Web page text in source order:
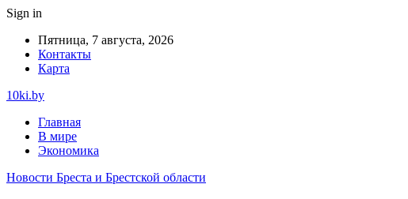
Sign in
Пятница, 7 августа, 2026
Контакты
Карта
10ki.by
Главная
В мире
Экономика
Новости Бреста и Брестской области